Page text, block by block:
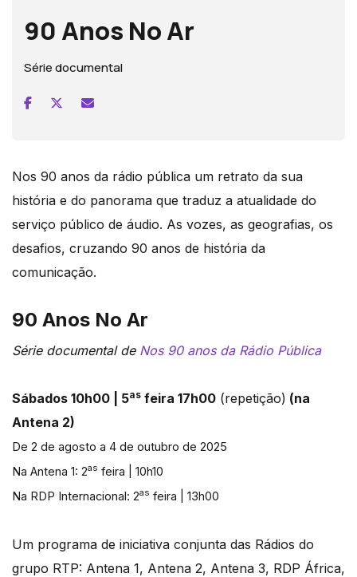
90 Anos No Ar
Série documental
Nos 90 anos da rádio pública um retrato da sua
história e do panorama que traduz a atualidade do
serviço público de áudio. As vozes, as geografias, os
desafios, cruzando 90 anos de história da
comunicação.
90 Anos No Ar
Série documental de Nos 90 anos da Rádio Pública
Sábados 10h00 | 5as feira 17h00 (repetição) (na
Antena 2)
De 2 de agosto a 4 de outubro de 2025
Na Antena 1: 2as feira | 10h10
Na RDP Internacional: 2as feira | 13h00
Um programa de iniciativa conjunta das Rádios do
grupo RTP: Antena 1, Antena 2, Antena 3, RDP África,